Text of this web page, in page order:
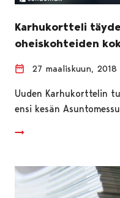
Karhukortteli
oheiskohteiden
27 maaliskuun, 2018
Uuden Karhukorttelin
ensi kesän